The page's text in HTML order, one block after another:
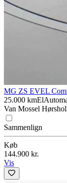
MG ZS EVEL
25.000 kmEl
Van Mossel
Sammenlign
Køb
144.900 kr.
Vis